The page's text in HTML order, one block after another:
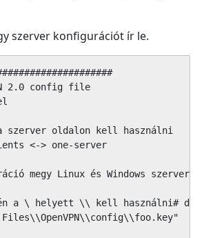
szerver konfigurációt ír le.
2.0 config file
oldalon kell használni
clients <-> one-server
megy Linux és Windows
a \ helyett \\ kell használni#